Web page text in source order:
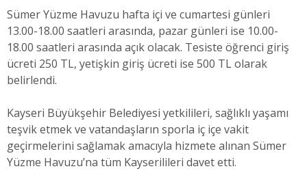
Sümer Yüzme Havuzu hafta içi ve cumartesi günleri
13.00-18.00 saatleri arasında, pazar günleri ise 10.00-
18.00 saatleri arasında açık olacak. Tesiste öğrenci giriş
ücreti 250 TL, yetişkin giriş ücreti ise 500 TL olarak
belirlendi.
Kayseri Büyükşehir Belediyesi yetkilileri, sağlıklı yaşamı
teşvik etmek ve vatandaşların sporla iç içe vakit
geçirmelerini sağlamak amacıyla hizmete alınan Sümer
Yüzme Havuzu’na tüm Kayserilileri davet etti.